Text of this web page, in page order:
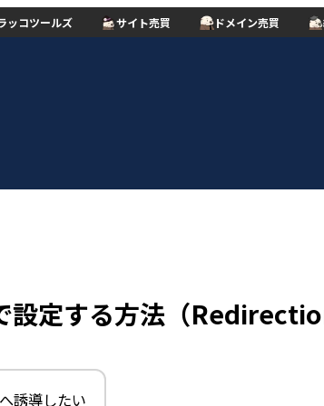
ッコツールズ サイト売買 ドメイン売買
設定する方法（
誘導したい